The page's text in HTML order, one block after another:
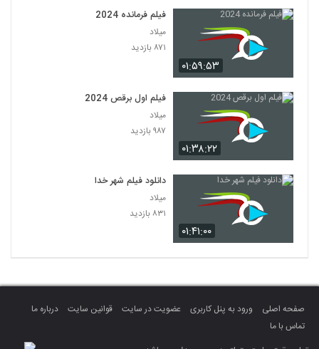
۰۱:۵۹:۵۳
فیلم فرمانده 2024
میلاد
۸۷۱ بازدید
۰۱:۳۸:۲۲
فیلم اول برقص 2024
میلاد
۹۸۷ بازدید
۰۱:۴۱:۰۰
دانلود فیلم شهر خدا
میلاد
۸۳۱ بازدید
صفحه اصلی ورود به پنل کاربری عضویت در سایت قوانین سایت
درباره ما
تماس با ما